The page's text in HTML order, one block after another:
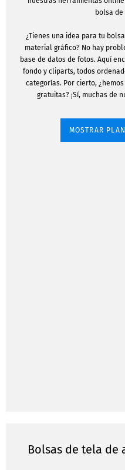
bolsa
¿Tienes una idea para tu
material gráfico? No hay
base de datos de fotos. Aquí
fondo y cliparts, todos
categorías. Por cierto,
gratuitas? ¡Sí, muchas de
MOSTRAR
Bolsas de tela de